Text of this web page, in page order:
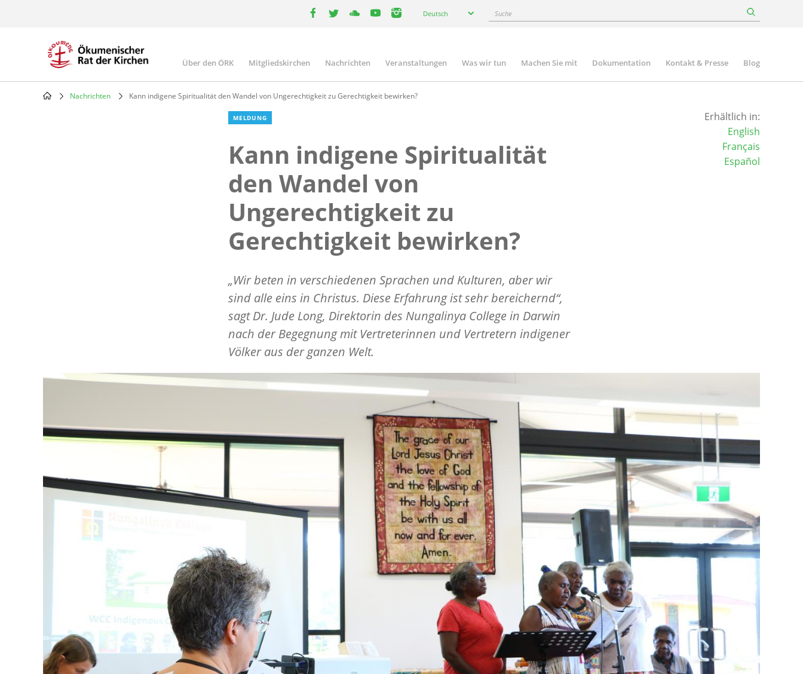
Deutsch Suche
Main
navigation
Über den ÖRK Mitgliedskirchen Nachrichten Veranstaltungen Was wir tun Machen Sie mit Dokumentation Kontakt & Presse Blog
Nachrichten Kann indigene Spiritualität den Wandel von Ungerechtigkeit zu Gerechtigkeit bewirken?
MELDUNG
Kann indigene Spiritualität
den Wandel von
Ungerechtigkeit zu
Gerechtigkeit bewirken?
„Wir beten in verschiedenen Sprachen und Kulturen, aber wir
sind alle eins in Christus. Diese Erfahrung ist sehr bereichernd“,
sagt Dr. Jude Long, Direktorin des Nungalinya College in Darwin
nach der Begegnung mit Vertreterinnen und Vertretern indigener
Völker aus der ganzen Welt.
Erhältlich in:
English
Français
Español
Image